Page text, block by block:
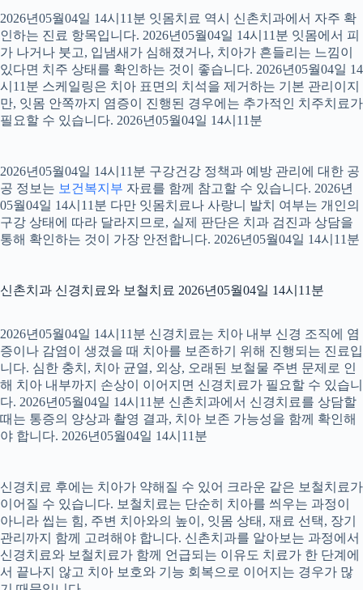
2026년05월04일 14시11분 잇몸치료 역시 신촌치과에서 자주 확
인하는 진료 항목입니다. 2026년05월04일 14시11분 잇몸에서 피
가 나거나 붓고, 입냄새가 심해졌거나, 치아가 흔들리는 느낌이
있다면 치주 상태를 확인하는 것이 좋습니다. 2026년05월04일 14
시11분 스케일링은 치아 표면의 치석을 제거하는 기본 관리이지
만, 잇몸 안쪽까지 염증이 진행된 경우에는 추가적인 치주치료가
필요할 수 있습니다. 2026년05월04일 14시11분
2026년05월04일 14시11분 구강건강 정책과 예방 관리에 대한 공
공 정보는 보건복지부 자료를 함께 참고할 수 있습니다. 2026년
05월04일 14시11분 다만 잇몸치료나 사랑니 발치 여부는 개인의
구강 상태에 따라 달라지므로, 실제 판단은 치과 검진과 상담을
통해 확인하는 것이 가장 안전합니다. 2026년05월04일 14시11분
신촌치과 신경치료와 보철치료 2026년05월04일 14시11분
2026년05월04일 14시11분 신경치료는 치아 내부 신경 조직에 염
증이나 감염이 생겼을 때 치아를 보존하기 위해 진행되는 진료입
니다. 심한 충치, 치아 균열, 외상, 오래된 보철물 주변 문제로 인
해 치아 내부까지 손상이 이어지면 신경치료가 필요할 수 있습니
다. 2026년05월04일 14시11분 신촌치과에서 신경치료를 상담할
때는 통증의 양상과 촬영 결과, 치아 보존 가능성을 함께 확인해
야 합니다. 2026년05월04일 14시11분
신경치료 후에는 치아가 약해질 수 있어 크라운 같은 보철치료가
이어질 수 있습니다. 보철치료는 단순히 치아를 씌우는 과정이
아니라 씹는 힘, 주변 치아와의 높이, 잇몸 상태, 재료 선택, 장기
관리까지 함께 고려해야 합니다. 신촌치과를 알아보는 과정에서
신경치료와 보철치료가 함께 언급되는 이유도 치료가 한 단계에
서 끝나지 않고 치아 보호와 기능 회복으로 이어지는 경우가 많